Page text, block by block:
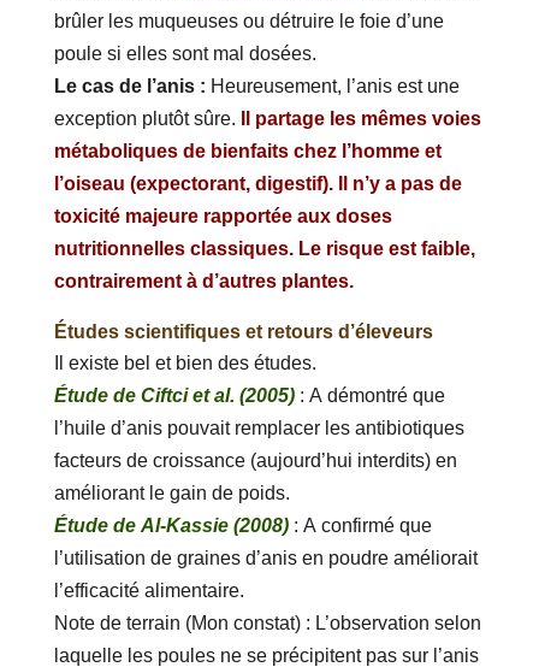
brûler les muqueuses ou détruire le foie d’une
poule si elles sont mal dosées.
Le cas de l’anis : Heureusement, l’anis est une
exception plutôt sûre. Il partage les mêmes voies
métaboliques de bienfaits chez l’homme et
l’oiseau (expectorant, digestif). Il n’y a pas de
toxicité majeure rapportée aux doses
nutritionnelles classiques. Le risque est faible,
contrairement à d’autres plantes.
Études scientifiques et retours d’éleveurs
Il existe bel et bien des études.
Étude de Ciftci et al. (2005): A démontré que
l’huile d’anis pouvait remplacer les antibiotiques
facteurs de croissance (aujourd’hui interdits) en
améliorant le gain de poids.
Étude de Al-Kassie (2008): A confirmé que
l’utilisation de graines d’anis en poudre améliorait
l’efficacité alimentaire.
Note de terrain (Mon constat) : L’observation selon
laquelle les poules ne se précipitent pas sur l’anis